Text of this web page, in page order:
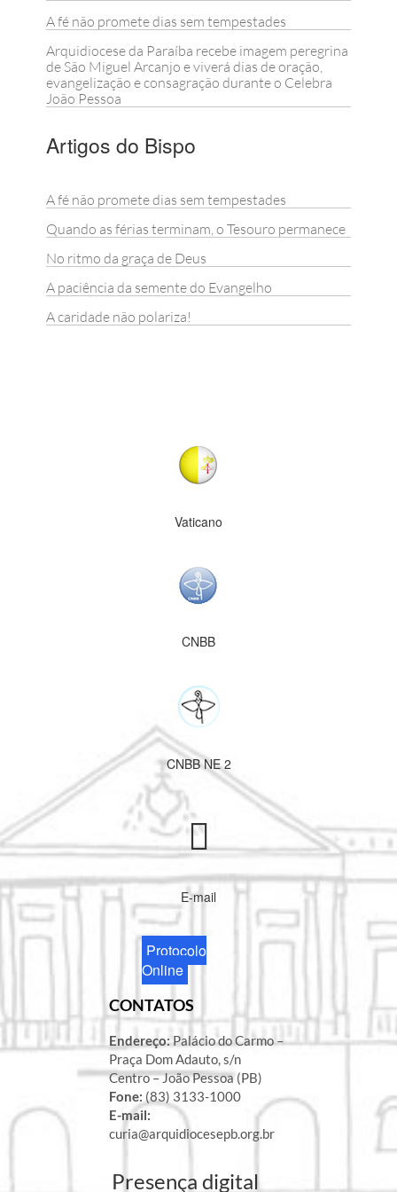
A fé não promete dias sem tempestades
Arquidiocese da Paraíba recebe imagem peregrina
de São Miguel Arcanjo e viverá dias de oração,
evangelização e consagração durante o Celebra
João Pessoa
Artigos do Bispo
A fé não promete dias sem tempestades
Quando as férias terminam, o Tesouro permanece
No ritmo da graça de Deus
A paciência da semente do Evangelho
A caridade não polariza!
Vaticano
CNBB
CNBB NE 2
E-mail
Protocolo
Online
CONTATOS
Endereço:Palácio do Carmo –
Praça Dom Adauto, s/n
Centro – João Pessoa (PB)
Fone: (83) 3133-1000
E-mail:
curia@arquidiocesepb.org.br
Presença digital